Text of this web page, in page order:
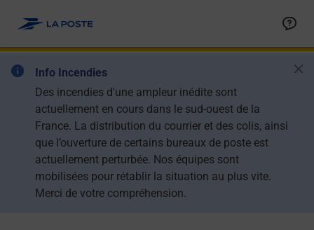
Info Incendies
Des incendies d'une ampleur inédite sont
actuellement en cours dans le sud-ouest de la
France. La distribution du courrier et des colis, ainsi
que l’ouverture de certains bureaux de poste est
actuellement perturbée. Nos équipes sont
mobilisées pour rétablir la situation au plus vite.
Merci de votre compréhension.